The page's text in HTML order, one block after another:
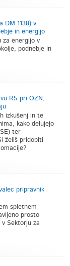
DM 1138) v
in energijo
za energijo v
podnebje in
RS pri OZN,
izkušenj in te
kako delujejo
ter
želiš pridobiti
pripravnik
spletnem
prosto
v Sektorju za